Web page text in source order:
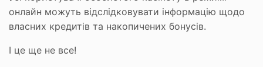
онлайн можуть відслідковувати інформацію щодо
власних кредитів та накопичених бонусів.
І це ще не все!